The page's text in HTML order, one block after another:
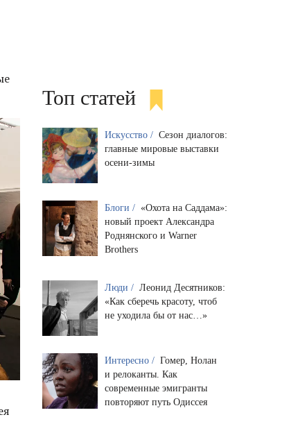
Топ статей
Искусство / Сезон диалогов:
главные мировые выставки
осени-зимы
Блоги / «Охота на Саддама»:
новый проект Александра
Роднянского и Warner
Brothers
Люди / Леонид Десятников:
«Как сберечь красоту, чтоб
не уходила бы от нас…»
Интересно / Гомер, Нолан
и релоканты. Как
современные эмигранты
повторяют путь Одиссея